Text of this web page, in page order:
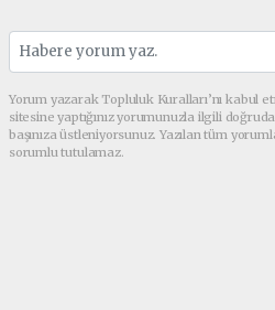
Yorum yazarak Topluluk Kuralları’nı kabul
sitesine yaptığınız yorumunuzla ilgili
başınıza üstleniyorsunuz. Yazılan tüm
sorumlu tutulamaz.